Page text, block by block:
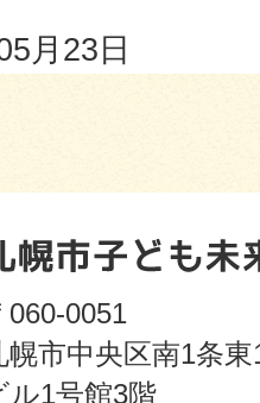
月23日
060-0051
幌市中央区南1条
ル1号館3階